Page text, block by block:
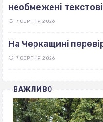
необмежені
7 СЕРПНЯ 2026
На Черкащині
7 СЕРПНЯ 2026
ВАЖЛИВО